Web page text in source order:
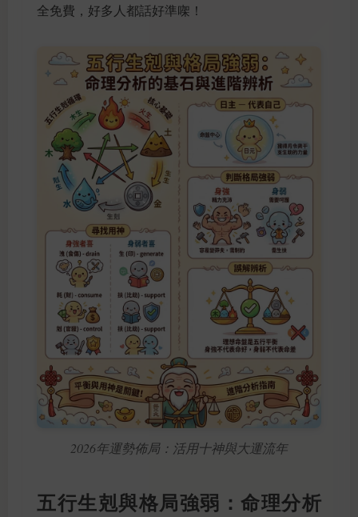
全免費，好多人都話好準㗎！
2026年運勢佈局：活用十神與大運流年
五行生剋與格局強弱：命理分析